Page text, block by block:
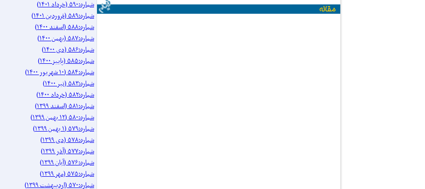
شماره:۵۹۰ (خرداد ۱۴۰۱)
شماره:۵۸۹ (فروردین ۱۴۰۱)
شماره:۵۸۸ (اسفند ۱۴۰۰)
شماره:۵۸۷ (بهمن ۱۴۰۰)
شماره:۵۸۶ (دی ۱۴۰۰)
شماره:۵۸۵ (پاییز ۱۴۰۰)
شماره:۵۸۴ (۱۰ شهریور ۱۴۰۰)
شماره:۵۸۳ (تیر ۱۴۰۰)
شماره:۵۸۲ (خرداد ۱۴۰۰)
شماره:۵۸۱ (اسفند ۱۳۹۹)
شماره:۵۸۰ (۱۲ بهمن ۱۳۹۹)
شماره:۵۷۹ (۱ بهمن ۱۳۹۹)
شماره:۵۷۸ (دی ۱۳۹۹)
شماره:۵۷۷ (آذر ۱۳۹۹)
شماره:۵۷۶ (آبان ۱۳۹۹)
شماره:۵۷۵ (مهر ۱۳۹۹)
شماره:۵۷۰ (اردیبهشت ۱۳۹۹)